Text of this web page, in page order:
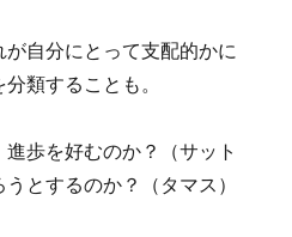
自分にとって支配的かに
類することも。
歩を好むのか？（サット
とするのか？（タマス）